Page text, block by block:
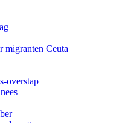
migranten Ceuta
overstap